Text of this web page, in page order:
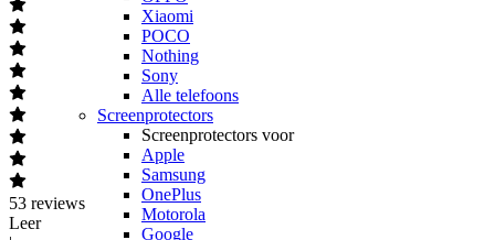
Xiaomi
POCO
Nothing
Sony
Alle telefoons
Screenprotectors
Screenprotectors voor
Apple
Samsung
OnePlus
Motorola
Google
53 reviews
Leer